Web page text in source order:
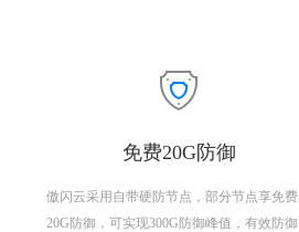
免费20G防御
傲闪云采用自带硬防节点，部分节点享免费
20G防御，可实现300G防御峰值，有效防御